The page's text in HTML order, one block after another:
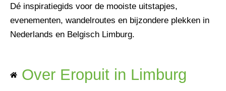
Dé inspiratiegids voor de mooiste uitstapjes,
evenementen, wandelroutes en bijzondere plekken in
Nederlands en Belgisch Limburg.
Over Eropuit in Limburg